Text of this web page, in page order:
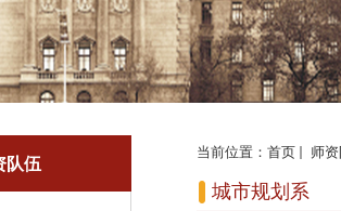
队伍
当前位置： 首页 师
城市规划系